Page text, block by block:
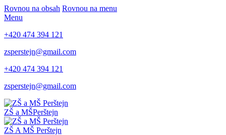
Rovnou na obsah Rovnou na menu
Menu
+420 474 394 121
zsperstejn@gmail.com
+420 474 394 121
zsperstejn@gmail.com
ZŠ a MŠPerštejn
ZŠ A MŠ Perštejn